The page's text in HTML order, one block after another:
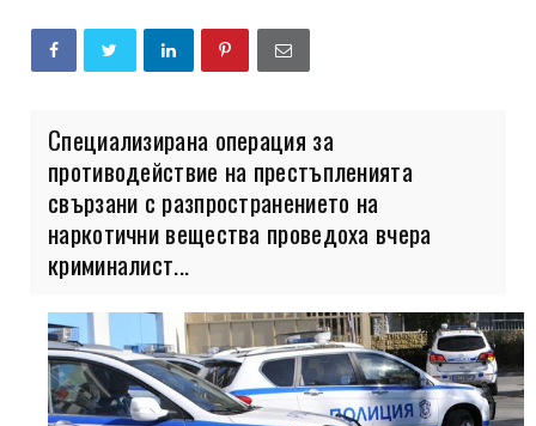
Специализирана операция за
противодействие на престъпленията
свързани с разпространението на
наркотични вещества проведоха вчера
криминалист...